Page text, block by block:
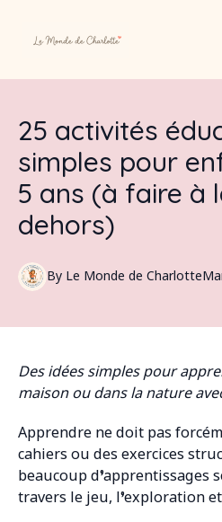
25 activités
simples pour
5 ans (à faire à
dehors)
ByLeMonde de Charlotte
Des idées simples pour
maison ou dans la nature
Apprendre ne doit pas
cahiers ou des exercices
beaucoup d’apprentissages
travers le jeu, l’exploration